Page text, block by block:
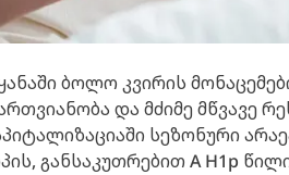
ბოლო კვირის
და მძიმე მწვავე
სეზონური
განსაკუთრებით A H1p